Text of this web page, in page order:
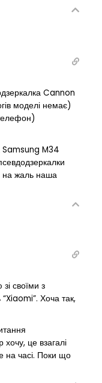
Cannon
моделі немає)
Samsung M34
на жаль наша
своїми з
Хоча так,
це взагалі
на часі. Поки що